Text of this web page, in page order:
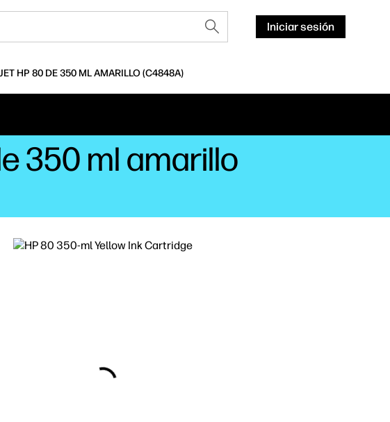
Iniciar sesión
HP 80 DE 350 ML AMARILLO (C4848A)
350 ml amarillo